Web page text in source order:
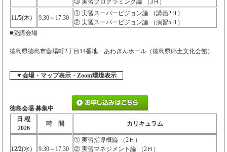
11/5(木) 9:30～17:30
① 実習スーパービジョン論 （講義2Ｈ）
② 実習スーパービジョン論 （演習5Ｈ）
■受講会場
徳島県徳島市藍場町2丁目14番地 あわぎんホール（徳島県郷土文化会館）
▼会場・マップ表示・Zoom環境表示
徳島会場 募集中
日 程
2026
時 間 カリキュラム
12/2(水) 9:30～17:30
① 実習指導概論 （2Ｈ）
② 実習マネジメント論 （2Ｈ）